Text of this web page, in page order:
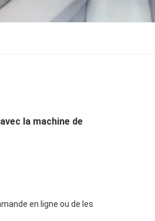
la machine de
en ligne ou de les